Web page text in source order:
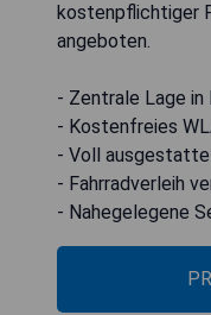
kostenpflichtiger
angeboten.
- Zentrale Lage in
- Kostenfreies
- Voll
- Fahrradverleih
- Nahegelegene